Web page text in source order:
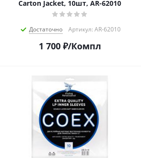
Carton Jacket, 10шт, AR-62010
Достаточно Артикул: AR-62010
1 700₽/Компл